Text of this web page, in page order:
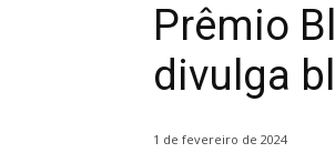
Prêmio
divulga
1 de fevereiro de 2024